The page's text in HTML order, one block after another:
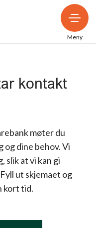
Meny
kontakt
møter du
og dine behov. Vi
slik at vi kan gi
ut skjemaet og
kort tid.